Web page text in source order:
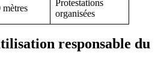
mètres
Protestations
organisées
responsable du